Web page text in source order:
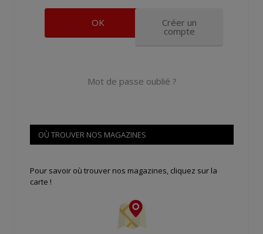
Créer un
compte
Mot de passe oublié ?
OÙ TROUVER NOS MAGAZINES
Pour savoir où trouver nos magazines, cliquez sur la
carte !